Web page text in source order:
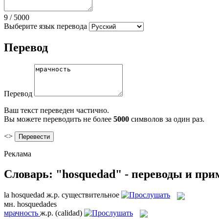
9 / 5000
Выберите язык перевода
Перевод
Перевод
Ваш текст переведен частично.
Вы можете переводить не более 5000 символов за один раз.
<>
Реклама
Словарь: "hosquedad" - переводы и
la hosquedad ж.р. существительное
мн. hosquedades
мрачность ж.р. (calidad)